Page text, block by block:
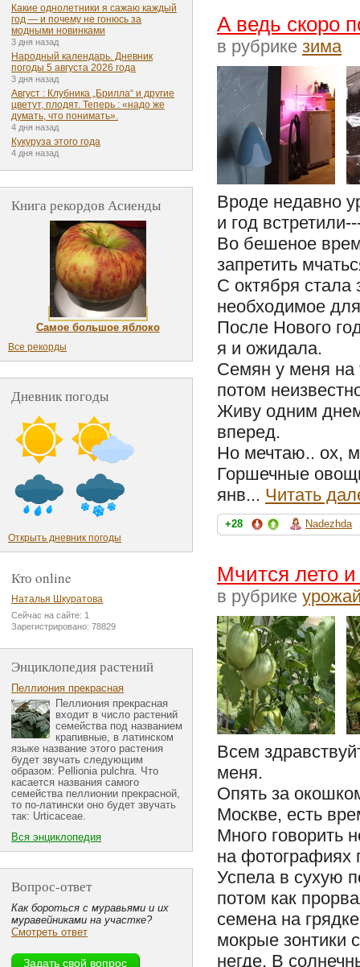
А ведь скоро
в рубрике зима
Вроде недавно
и год
Во бешеное
запретить
С октября стала
необходимое
После Нового
я и ожидала.
Семян у меня на
потом
Живу одним
вперед.
Но мечтаю.. ох,
Горшечные
янв... Читать
+28 Nadezhda
Мчится лето
в рубрике
Всем
меня.
Опять за
Москве, есть
Много говорить
на фотографиях
Успела в сухую
потом как
семена на
мокрые зонтики
негде. В
Какие однолетники я сажаю каждый
год — и почему не гонюсь за
модными новинками
3 дня назад
Народный календарь. Дневник
погоды 5 августа 2026 года
3 дня назад
Август : Клубника „Брилла“ и другие
цветут, плодят. Теперь : «надо же
думать, что понимать».
4 дня назад
Кукуруза этого года
4 дня назад
Книга рекордов Асиенды
Самое большое яблоко
Все рекорды
Дневник погоды
Открыть дневник погоды
Кто online
Наталья Шкуратова
Сейчас на сайте: 1
Зарегистрировано: 78829
Энциклопедия растений
Пеллиония прекрасная
Пеллиония прекрасная
входит в число растений
семейства под названием
крапивные, в латинском
языке название этого растения
будет звучать следующим
образом: Pellionia pulchra. Что
касается названия самого
семейства пеллионии прекрасной,
то по-латински оно будет звучать
так: Urticaceae.
Вся энциклопедия
Вопрос-ответ
Как бороться с муравьями и их
муравейниками на участке?
Смотреть ответ